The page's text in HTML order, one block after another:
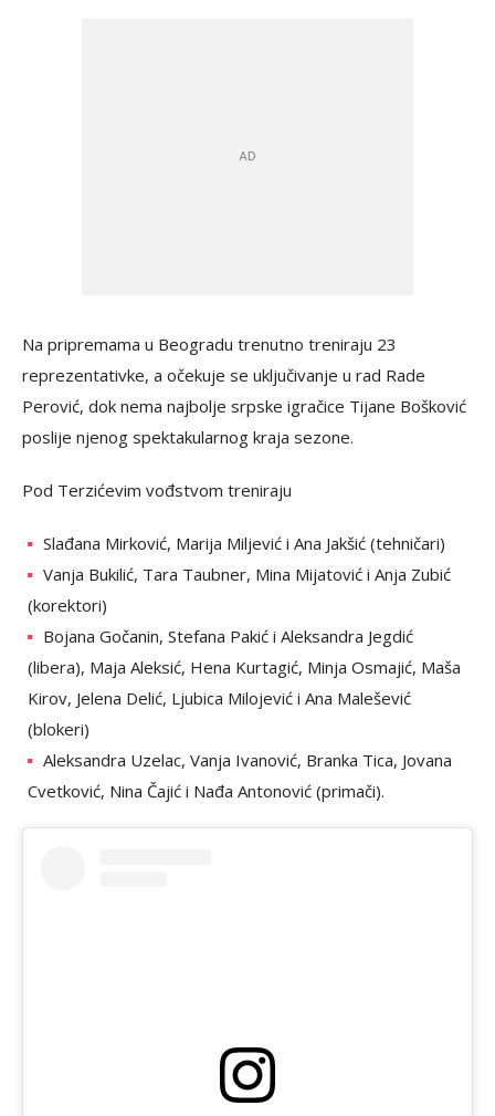
Na pripremama u Beogradu trenutno treniraju 23
reprezentativke, a očekuje se uključivanje u rad Rade
Perović, dok nema najbolje srpske igračice Tijane Bošković
poslije njenog spektakularnog kraja sezone.
Pod Terzićevim vođstvom treniraju
Slađana Mirković, Marija Miljević i Ana Jakšić (tehničari)
Vanja Bukilić, Tara Taubner, Mina Mijatović i Anja Zubić
(korektori)
Bojana Gočanin, Stefana Pakić i Aleksandra Jegdić
(libera), Maja Aleksić, Hena Kurtagić, Minja Osmajić, Maša
Kirov, Jelena Delić, Ljubica Milojević i Ana Malešević
(blokeri)
Aleksandra Uzelac, Vanja Ivanović, Branka Tica, Jovana
Cvetković, Nina Čajić i Nađa Antonović (primači).